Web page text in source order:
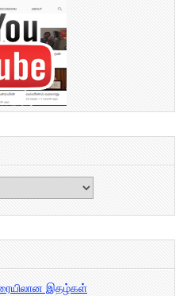
இதழ்கள்